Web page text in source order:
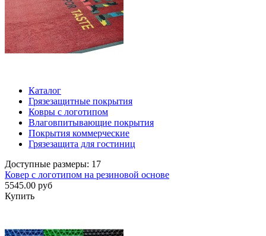
Каталог
Грязезащитные покрытия
Ковры с логотипом
Влаговпитывающие покрытия
Покрытия коммерческие
Грязезащита для гостиниц
Доступные размеры: 17
Ковер с логотипом на резиновой основе
5545.00 руб
Купить